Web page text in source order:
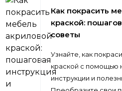
Как покрасить
краской:
советы
Узнайте, как
краской с помощью
инструкции и